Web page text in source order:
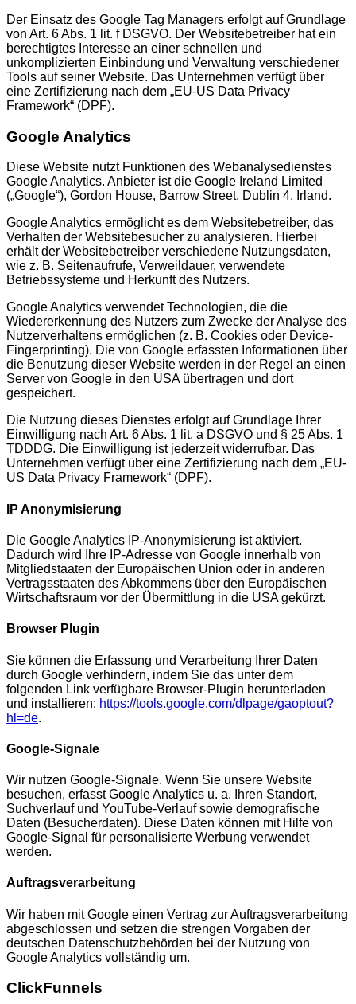
Der Einsatz des Google Tag Managers erfolgt auf Grundlage
von Art. 6 Abs. 1 lit. f DSGVO. Der Websitebetreiber hat ein
berechtigtes Interesse an einer schnellen und
unkomplizierten Einbindung und Verwaltung verschiedener
Tools auf seiner Website. Das Unternehmen verfügt über
eine Zertifizierung nach dem „EU-US Data Privacy
Framework“ (DPF).
Google Analytics
Diese Website nutzt Funktionen des Webanalysedienstes
Google Analytics. Anbieter ist die Google Ireland Limited
(„Google“), Gordon House, Barrow Street, Dublin 4, Irland.
Google Analytics ermöglicht es dem Websitebetreiber, das
Verhalten der Websitebesucher zu analysieren. Hierbei
erhält der Websitebetreiber verschiedene Nutzungsdaten,
wie z. B. Seitenaufrufe, Verweildauer, verwendete
Betriebssysteme und Herkunft des Nutzers.
Google Analytics verwendet Technologien, die die
Wiedererkennung des Nutzers zum Zwecke der Analyse des
Nutzerverhaltens ermöglichen (z. B. Cookies oder Device-
Fingerprinting). Die von Google erfassten Informationen über
die Benutzung dieser Website werden in der Regel an einen
Server von Google in den USA übertragen und dort
gespeichert.
Die Nutzung dieses Dienstes erfolgt auf Grundlage Ihrer
Einwilligung nach Art. 6 Abs. 1 lit. a DSGVO und § 25 Abs. 1
TDDDG. Die Einwilligung ist jederzeit widerrufbar. Das
Unternehmen verfügt über eine Zertifizierung nach dem „EU-
US Data Privacy Framework“ (DPF).
IP Anonymisierung
Die Google Analytics IP-Anonymisierung ist aktiviert.
Dadurch wird Ihre IP-Adresse von Google innerhalb von
Mitgliedstaaten der Europäischen Union oder in anderen
Vertragsstaaten des Abkommens über den Europäischen
Wirtschaftsraum vor der Übermittlung in die USA gekürzt.
Browser Plugin
Sie können die Erfassung und Verarbeitung Ihrer Daten
durch Google verhindern, indem Sie das unter dem
folgenden Link verfügbare Browser-Plugin herunterladen
und installieren: https://tools.google.com/dlpage/gaoptout?
hl=de.
Google-Signale
Wir nutzen Google-Signale. Wenn Sie unsere Website
besuchen, erfasst Google Analytics u. a. Ihren Standort,
Suchverlauf und YouTube-Verlauf sowie demografische
Daten (Besucherdaten). Diese Daten können mit Hilfe von
Google-Signal für personalisierte Werbung verwendet
werden.
Auftragsverarbeitung
Wir haben mit Google einen Vertrag zur Auftragsverarbeitung
abgeschlossen und setzen die strengen Vorgaben der
deutschen Datenschutzbehörden bei der Nutzung von
Google Analytics vollständig um.
ClickFunnels